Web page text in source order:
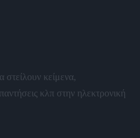
στείλουν κείμενα,
κλπ στην ηλεκτρονική